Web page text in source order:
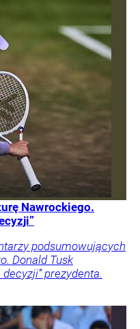
Nawrockiego.
podsumowujących
Donald Tusk
prezydenta.